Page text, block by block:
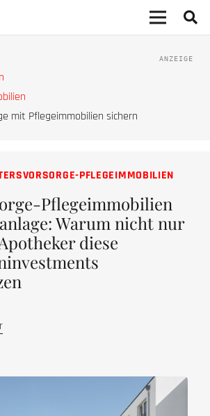
mit Pflegeimmobilien sichern
PFLEGEIMMOBILIEN
Pflegeimmobilien
Warum nicht nur
diese